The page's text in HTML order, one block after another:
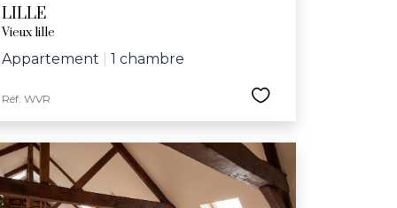
LILLE
Vieux lille
Appartement 1 chambre
Réf. WVR